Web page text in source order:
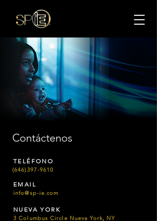
Contáctenos
TELÉFONO
(646)397-9610
EMAIL
info@sp-ie.com
NUEVA YORK
3 Columbus Circle Nueva York, NY